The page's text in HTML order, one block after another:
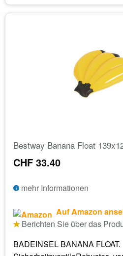
Bestway Banana Float
CHF 33.40
mehr Informationen
Auf Amazon
Berichten Sie über das
BADEINSEL BANANA FLOAT.